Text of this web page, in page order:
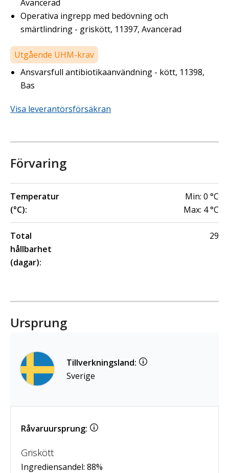
Avancerad
Operativa ingrepp med bedövning och
smärtlindring - griskött, 11397, Avancerad
Utgående UHM-krav
Ansvarsfull antibiotikaanvändning - kött, 11398,
Bas
Visa leverantörsförsäkran
Förvaring
Temperatur
(°C):
Min: 0 °C
Max: 4°C
Total
hållbarhet
(dagar):
29
Ursprung
Tillverkningsland:
Sverige
Råvaruursprung:
Griskött
Ingrediensandel: 88%